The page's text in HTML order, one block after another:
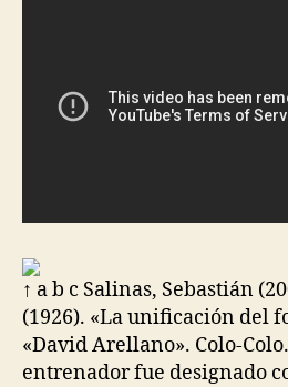
↑ a b c Salinas, Sebastián
(1926). «La unificación del
«David Arellano». Colo-
entrenador fue designado